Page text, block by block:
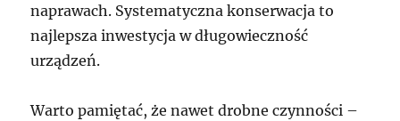
naprawach. Systematyczna konserwacja to
najlepsza inwestycja w długowieczność
urządzeń.
Warto pamiętać, że nawet drobne czynności –